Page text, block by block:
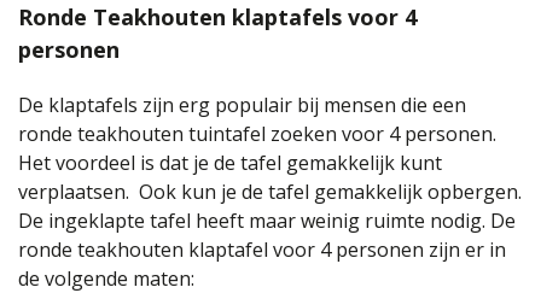
Ronde Teakhouten klaptafels voor 4
personen
De klaptafels zijn erg populair bij mensen die een
ronde teakhouten tuintafel zoeken voor 4 personen.
Het voordeel is dat je de tafel gemakkelijk kunt
verplaatsen. Ook kun je de tafel gemakkelijk opbergen.
De ingeklapte tafel heeft maar weinig ruimte nodig. De
ronde teakhouten klaptafel voor 4 personen zijn er in
de volgende maten: